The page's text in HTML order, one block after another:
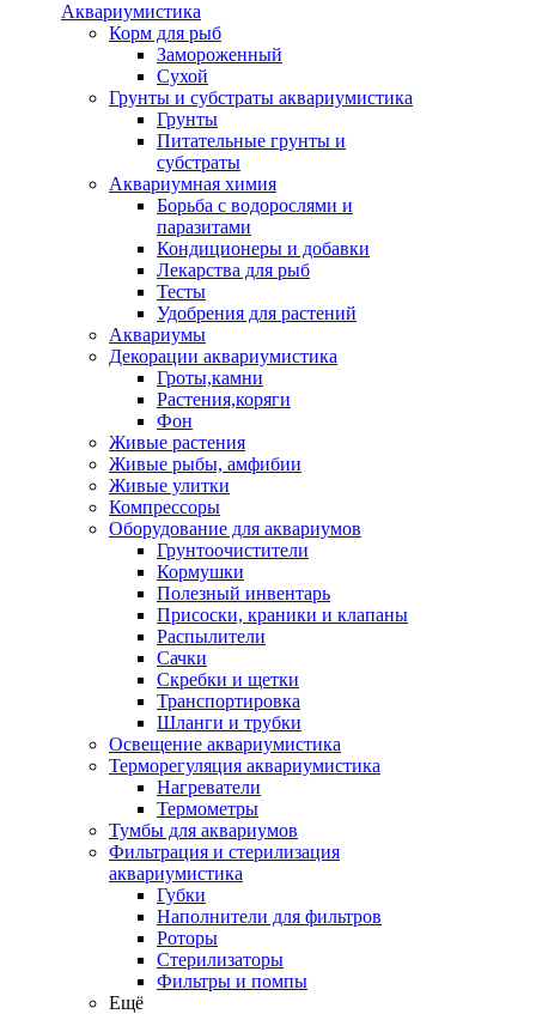
Аквариумистика
Корм для рыб
Замороженный
Сухой
Грунты и субстраты аквариумистика
Грунты
Питательные грунты и
субстраты
Аквариумная химия
Борьба с водорослями и
паразитами
Кондиционеры и добавки
Лекарства для рыб
Тесты
Удобрения для растений
Аквариумы
Декорации аквариумистика
Гроты,камни
Растения,коряги
Фон
Живые растения
Живые рыбы, амфибии
Живые улитки
Компрессоры
Оборудование для аквариумов
Грунтоочистители
Кормушки
Полезный инвентарь
Присоски, краники и клапаны
Распылители
Сачки
Скребки и щетки
Транспортировка
Шланги и трубки
Освещение аквариумистика
Терморегуляция аквариумистика
Нагреватели
Термометры
Тумбы для аквариумов
Фильтрация и стерилизация
аквариумистика
Губки
Наполнители для фильтров
Роторы
Стерилизаторы
Фильтры и помпы
Ещё